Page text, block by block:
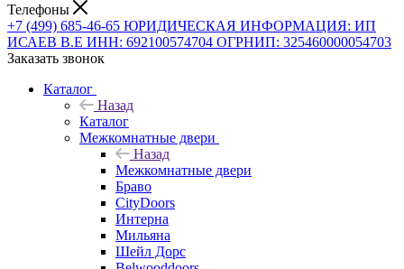
Телефоны
+7 (499) 685-46-65 ЮРИДИЧЕСКАЯ ИНФОРМАЦИЯ: ИП
ИСАЕВ В.Е ИНН: 692100574704 ОГРНИП: 325460000054703
Заказать звонок
Каталог
Назад
Каталог
Межкомнатные двери
Назад
Межкомнатные двери
Браво
CityDoors
Интерна
Мильяна
Шейл Дорс